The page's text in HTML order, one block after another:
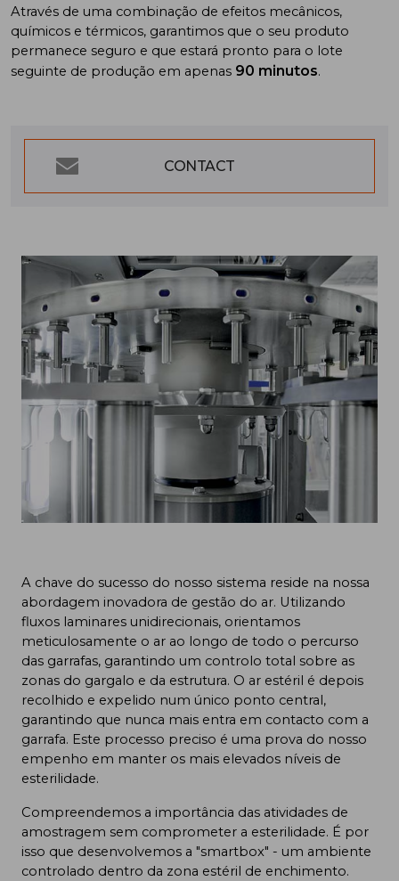
Através de uma combinação de efeitos mecânicos,
químicos e térmicos, garantimos que o seu produto
permanece seguro e que estará pronto para o lote
seguinte de produção em apenas 90 minutos.
CONTACT
A chave do sucesso do nosso sistema reside na nossa
abordagem inovadora de gestão do ar. Utilizando
fluxos laminares unidirecionais, orientamos
meticulosamente o ar ao longo de todo o percurso
das garrafas, garantindo um controlo total sobre as
zonas do gargalo e da estrutura. O ar estéril é depois
recolhido e expelido num único ponto central,
garantindo que nunca mais entra em contacto com a
garrafa. Este processo preciso é uma prova do nosso
empenho em manter os mais elevados níveis de
esterilidade.
Compreendemos a importância das atividades de
amostragem sem comprometer a esterilidade. É por
isso que desenvolvemos a "smartbox" - um ambiente
controlado dentro da zona estéril de enchimento.